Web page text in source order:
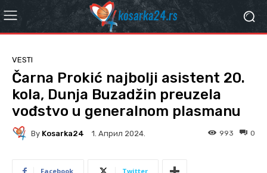
VESTI
Čarna Prokić najbolji asistent 20.
kola, Dunja Buzadžin preuzela
vođstvo u generalnom plasmanu
By Kosarka24 1. Април 2024. 0
993
Facebook Twitter